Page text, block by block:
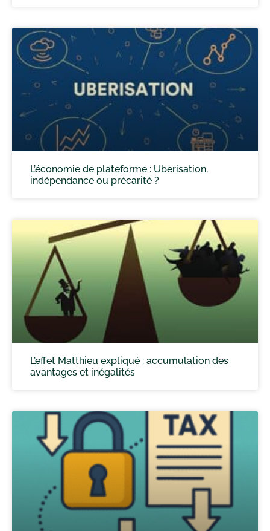
L’économie de plateforme : Uberisation,
indépendance ou précarité ?
L’effet Matthieu expliqué : accumulation des
avantages et inégalités